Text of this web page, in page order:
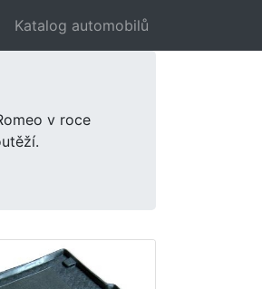
(aktuální)
Katalog automobilů
v roce